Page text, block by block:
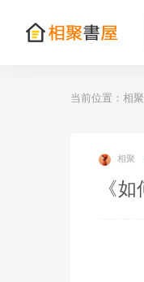
当前位置： 相
相聚
《